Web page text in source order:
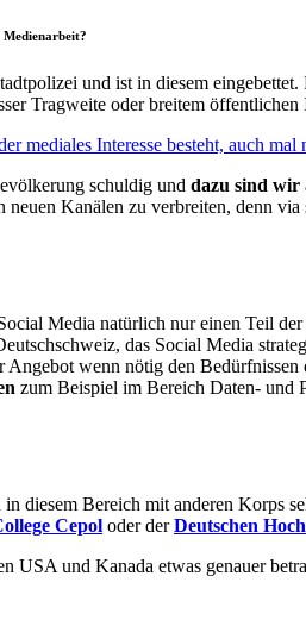
und ist in diesem
Tragweite oder breitem öffentlichen
mediales Interesse besteht, auch
schuldig und dazu sind wir
neuen Kanälen zu verbreiten, denn
Media natürlich nur einen Teil
das Social Media
wenn nötig den
zum Beispiel im Bereich Daten- und
diesem Bereich mit anderen
Cepol oder derDeutschen
USA und Kanada etwas genauer